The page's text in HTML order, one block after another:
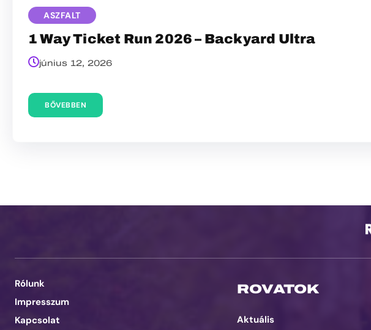
ASZFALT
1 Way Ticket Run 2026 – Backyard Ultra
június 12, 2026
BŐVEBBEN
Rólunk
Impresszum
Kapcsolat
ROVATOK
Aktuális